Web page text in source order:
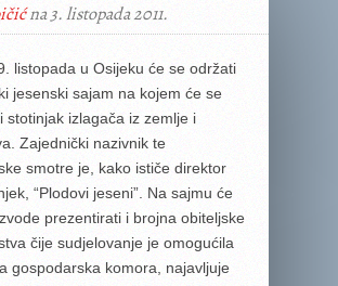
na 3. listopada 2011.
listopada u Osijeku će se održati
jesenski sajam na kojem će se
stotinjak izlagača iz zemlje i
Zajednički nazivnik te
smotre je, kako ističe direktor
“Plodovi jeseni”. Na sajmu će
prezentirati i brojna obiteljske
čije sudjelovanje je omogućila
gospodarska komora, najavljuje